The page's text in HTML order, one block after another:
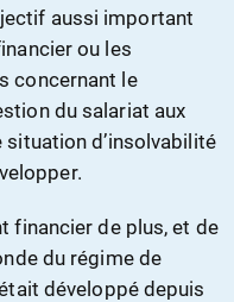
aussi important
ou les
concernant le
du salariat aux
situation d’insolvabilité
financier de plus, et de
du régime de
développé depuis